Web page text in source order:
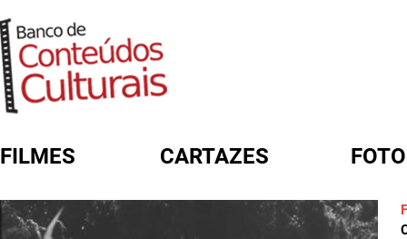
FILMES CARTAZES
FORMULÁRIO DE BUSCA